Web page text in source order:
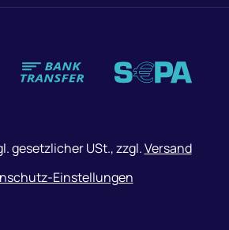
gesetzlicher USt., zzgl.Versand
Einstellungen